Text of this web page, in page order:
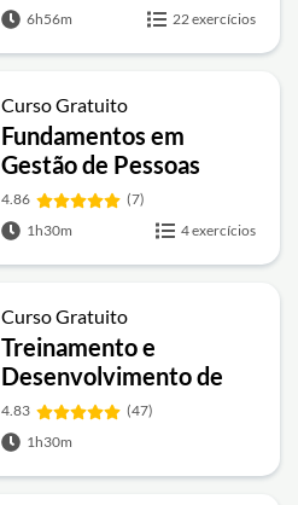
6h56m 22 exercícios
Curso Gratuito
Fundamentos em
Gestão de Pessoas
4.86
(7)
1h30m
4 exercícios
Curso Gratuito
Treinamento e
Desenvolvimento de
Pessoas
4.83
(47)
1h30m